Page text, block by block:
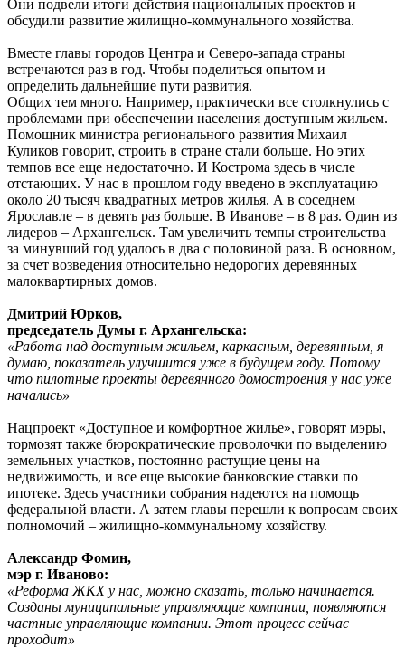
Они подвели итоги действия национальных проектов и
обсудили развитие жилищно-коммунального хозяйства.
Вместе главы городов Центра и Северо-запада страны
встречаются раз в год. Чтобы поделиться опытом и
определить дальнейшие пути развития.
Общих тем много. Например, практически все столкнулись с
проблемами при обеспечении населения доступным жильем.
Помощник министра регионального развития Михаил
Куликов говорит, строить в стране стали больше. Но этих
темпов все еще недостаточно. И Кострома здесь в числе
отстающих. У нас в прошлом году введено в эксплуатацию
около 20 тысяч квадратных метров жилья. А в соседнем
Ярославле – в девять раз больше. В Иванове – в 8 раз. Один из
лидеров – Архангельск. Там увеличить темпы строительства
за минувший год удалось в два с половиной раза. В основном,
за счет возведения относительно недорогих деревянных
малоквартирных домов.
Дмитрий Юрков,
председатель Думы г. Архангельска:
«Работа над доступным жильем, каркасным, деревянным, я
думаю, показатель улучшится уже в будущем году. Потому
что пилотные проекты деревянного домостроения у нас уже
начались»
Нацпроект «Доступное и комфортное жилье», говорят мэры,
тормозят также бюрократические проволочки по выделению
земельных участков, постоянно растущие цены на
недвижимость, и все еще высокие банковские ставки по
ипотеке. Здесь участники собрания надеются на помощь
федеральной власти. А затем главы перешли к вопросам своих
полномочий – жилищно-коммунальному хозяйству.
Александр Фомин,
мэр г. Иваново:
«Реформа ЖКХ у нас, можно сказать, только начинается.
Созданы муниципальные управляющие компании, появляются
частные управляющие компании. Этот процесс сейчас
проходит»